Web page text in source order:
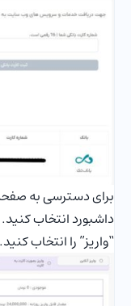
برای دسترسی به صفحه
داشبورد انتخاب
“واریز” را انتخاب کنید.